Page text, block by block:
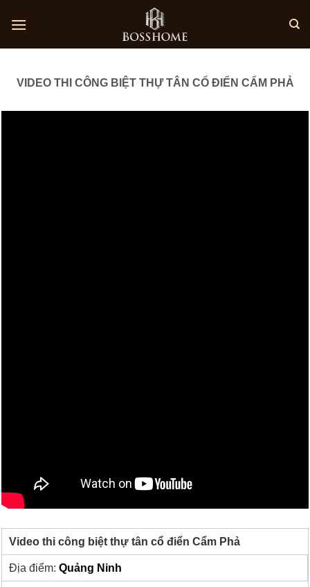
VIDEO THI CÔNG BIỆT THỰ TÂN CỔ ĐIỂN CẨM PHẢ
Video thi công biệt thự tân cổ điển Cẩm Phả
Địa điểm: Quảng Ninh